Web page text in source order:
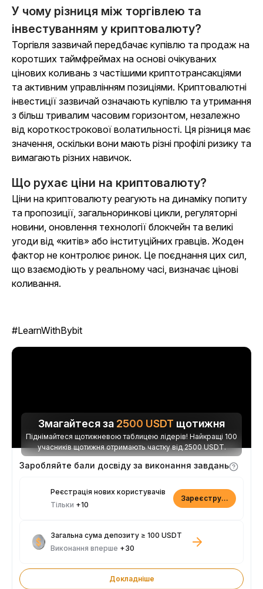
У чому різниця між торгівлею та
інвестуванням у криптовалюту?
Торгівля зазвичай передбачає купівлю та продаж на
коротших таймфреймах на основі очікуваних
цінових коливань з частішими криптотрансакціями
та активним управлінням позиціями. Криптовалютні
інвестиції зазвичай означають купівлю та утримання
з більш тривалим часовим горизонтом, незалежно
від короткострокової волатильності. Ця різниця має
значення, оскільки вони мають різні профілі ризику та
вимагають різних навичок.
Що рухає ціни на криптовалюту?
Ціни на криптовалюту реагують на динаміку попиту
та пропозиції, загальноринкові цикли, регуляторні
новини, оновлення технології блокчейн та великі
угоди від «китів» або інституційних гравців. Жоден
фактор не контролює ринок. Це поєднання цих сил,
що взаємодіють у реальному часі, визначає цінові
коливання.
#LearnWithBybit
Змагайтеся за 2500 USDT щотижня
Піднімайтеся щотижневою таблицею лідерів! Найкращі 100
учасників щотижня отримають частку від 2500 USDT.
Заробляйте бали досвіду за виконання завдань
Реєстрація нових користувачів
Тільки +10
Зареєструватися
Загальна сума депозиту ≥ 100 USDT
Виконання вперше +30
Докладніше